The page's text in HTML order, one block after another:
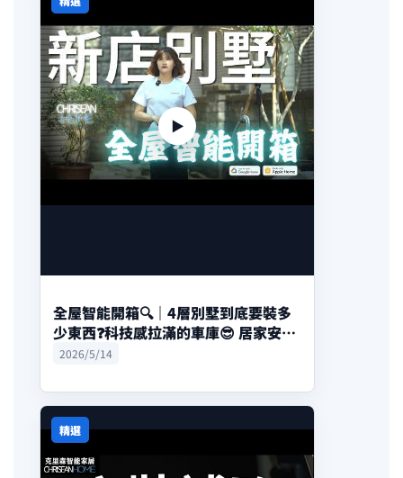
▶
全屋智能開箱🔍｜4層別墅到底要裝多
少東西❓科技感拉滿的車庫😎 居家安防
的第一首選‼️
2026/5/14
精選